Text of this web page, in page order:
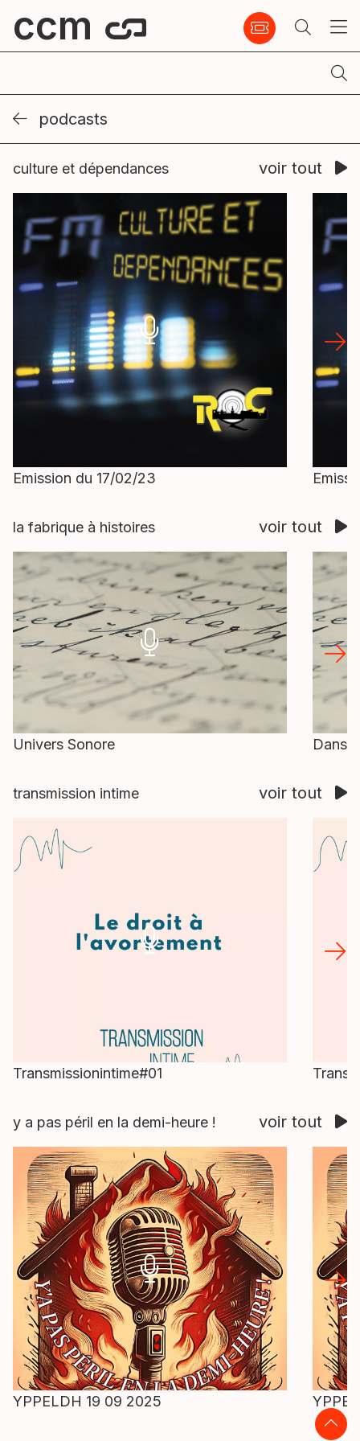
ccm
podcasts
culture et dépendances voir tout
Emission du 17/02/23
la fabrique à histoires voir tout
Univers Sonore Dans
transmission intime voir tout
Transmissionintime#01
y a pas péril en la demi-heure ! voir tout
YPPELDH 19 09 2025